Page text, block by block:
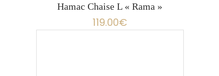
Hamac Chaise L « Rama »
119.00€